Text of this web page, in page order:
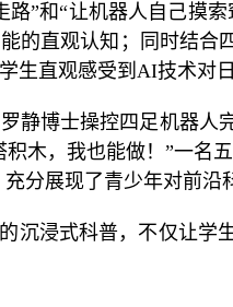
”和“让机器人自己摸
的直观认知；同时结
生直观感受到AI技术对
静博士操控四足机器
木，我也能做！”一名
分展现了青少年对前沿
沉浸式科普，不仅让